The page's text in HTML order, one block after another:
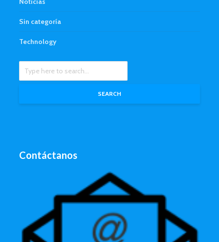
Sin categoría
Technology
SEARCH
Contáctanos